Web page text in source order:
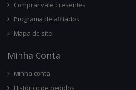
Comprar vale presentes
Programa de afiliados
Mapa do site
Minha Conta
Minha conta
Histórico de pedidos